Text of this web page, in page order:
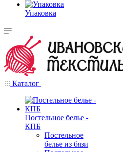
Упаковка
Каталог
Постельное белье -
КПБ
Постельное
белье из бязи